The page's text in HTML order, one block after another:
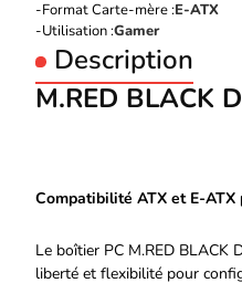
Description
M.RED BLACK
Compatibilité ATX et E-
Le boîtier PC M.RED BLACK
liberté et flexibilité pour
Format Carte-mère :E-ATX
Utilisation :Gamer